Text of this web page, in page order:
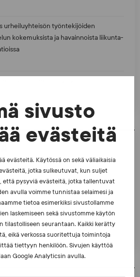
sivusto
evästeitä
evästeitä. Käytössä on sekä väliaikaisia
jotka sulkeutuvat, kun suljet
että pysyviä evästeitä, jotka tallentuvat
avulla voimme tunnistaa selaimesi ja
tietoa esimerkiksi sivustollamme
laskemiseen sekä sivustomme käytön
tilastolliseen seurantaan. Kaikki kerätty
eikä verkossa suoritettuja toimintoja
tiettyyn henkilöön. Sivujen käyttöä
Google Analyticsin avulla.
urheiluyhteisön työntekijöiden
kokemuksista ja havainnoista liikunta-
Kananen